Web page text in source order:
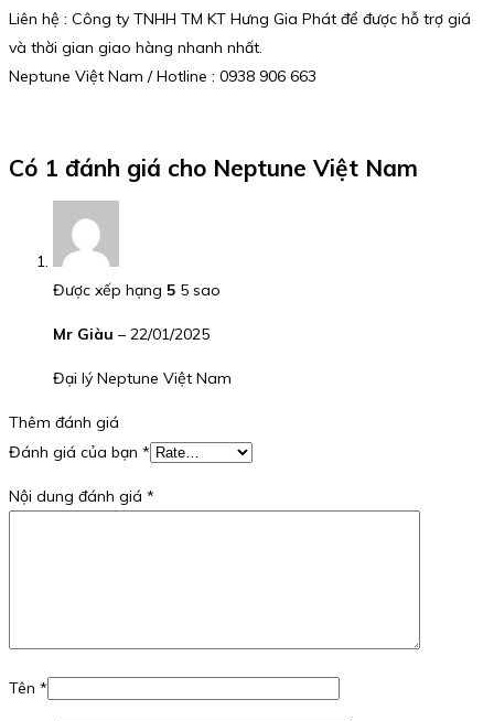
Liên hệ : Công ty TNHH TM KT Hưng Gia Phát để được hỗ trợ giá
và thời gian giao hàng nhanh nhất.
Neptune Việt Nam / Hotline : 0938 906 663
Có 1 đánh giá cho Neptune Việt Nam
Được xếp hạng 5 5 sao
Mr Giàu – 22/01/2025
Đại lý Neptune Việt Nam
Thêm đánh giá
Đánh giá của bạn *
Nội dung đánh giá *
Tên *